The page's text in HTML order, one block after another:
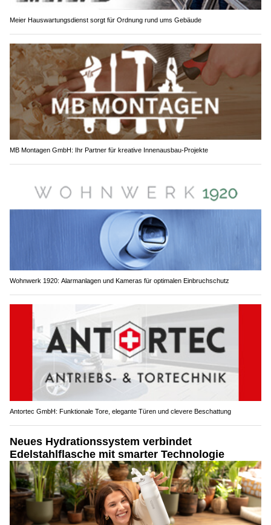
Meier Hauswartungsdienst sorgt für Ordnung rund ums Gebäude
MB Montagen GmbH: Ihr Partner für kreative Innenausbau-Projekte
Wohnwerk 1920: Alarmanlagen und Kameras für optimalen Einbruchschutz
Antortec GmbH: Funktionale Tore, elegante Türen und clevere Beschattung
Neues Hydrationssystem verbindet
Edelstahlflasche mit smarter Technologie